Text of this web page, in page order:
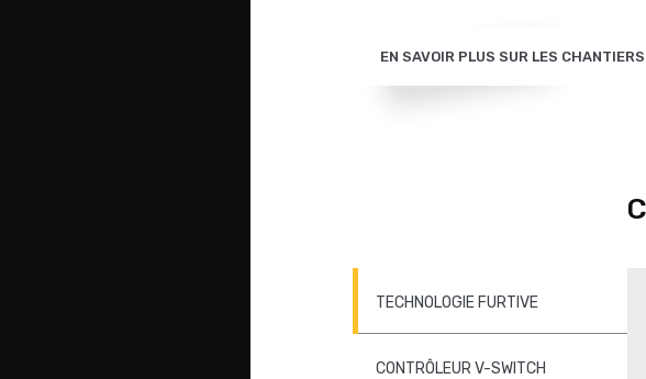
EN SAVOIR PLUS SUR LES
TECHNOLOGIE FURTIVE
CONTRÔLEUR V-SWITCH